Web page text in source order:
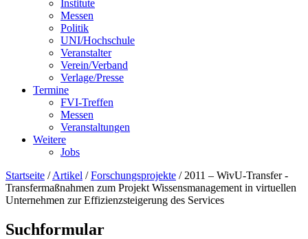
Institute
Messen
Politik
UNI/Hochschule
Veranstalter
Verein/Verband
Verlage/Presse
Termine
FVI-Treffen
Messen
Veranstaltungen
Weitere
Jobs
Startseite /Artikel /Forschungsprojekte / 2011 – WivU-Transfer -
Transfermaßnahmen zum Projekt Wissensmanagement in virtuellen
Unternehmen zur Effizienzsteigerung des Services
Suchformular